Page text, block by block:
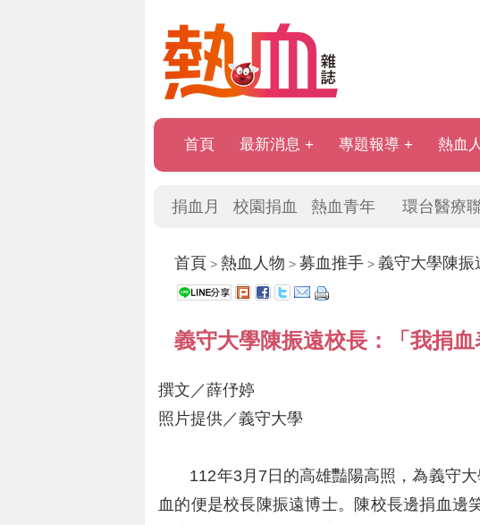
首頁 最新消息 專題報導 熱血
捐血月 校園捐血 熱血青年 環台醫療
首頁 > 熱血人物 > 募血推手> 義守大學陳振
義守大學陳振遠校長：「我捐血
撰文／薛伃婷
照片提供／義守大學
112年3月7日的高雄豔陽高照，為義守大
血的便是校長陳振遠博士。陳校長邊捐血邊